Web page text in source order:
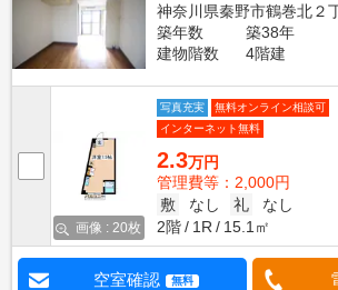
神奈川県秦野市鶴巻北２
築年数
築38年
建物階数
4階建
画像 : 20枚
写真充実
無料オンライン相談可
インターネット無料
2.3万円
管理費等：2,000円
敷
なし 礼
なし
2階
1R 15.1㎡
空室確認 無料